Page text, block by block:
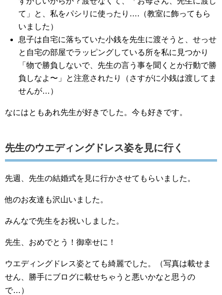
て」と、私をパシリに使ったり….（教室に飾ってもら
いました）
息子は自宅に落ちていた小銭を先生に渡そうと、せっせ
と自宅の部屋でラッピングしている所を私に見つかり
「物で勝負しないで、先生の言う事を聞くとか行動で勝
負しなよ〜」と注意されたり（さすがに小銭は渡してま
せんが…）
なにはともあれ先生が好きでした。今も好きです。
先生のウエディングドレス姿を見に行く
先週、先生の結婚式を見に行かさせてもらいました。
他のお友達も沢山いました。
みんなで先生をお祝いしました。
先生、おめでとう！御幸せに！
ウエディングドレス姿とても綺麗でした。（写真は載せま
せん、勝手にブログに載せちゃうと悪いかなと思うの
で…）